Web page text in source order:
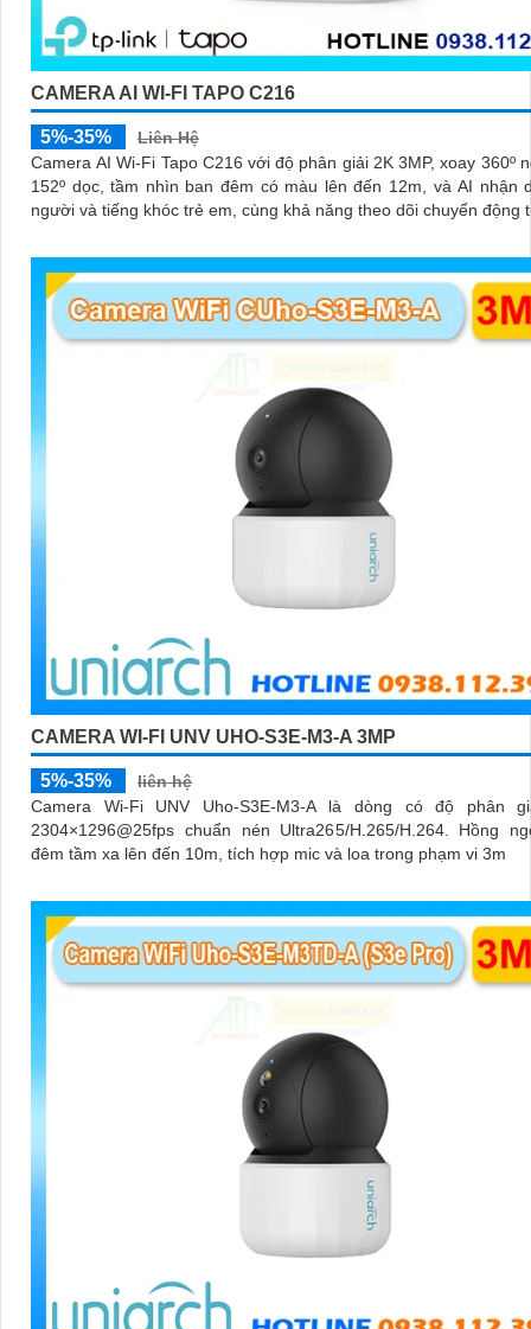
CAMERA AI WI-FI TAPO C216
5%-35%
Liên Hệ
Camera AI Wi-Fi Tapo C216 với độ phân giải 2K 3MP, xoay 360º
152º dọc, tầm nhìn ban đêm có màu lên đến 12m, và AI nhận
người và tiếng khóc trẻ em, cùng khả năng theo dõi chuyển động
CAMERA WI-FI UNV UHO-S3E-M3-A 3MP
5%-35%
liên hệ
Camera Wi-Fi UNV Uho-S3E-M3-A là dòng có độ phân
2304×1296@25fps chuẩn nén Ultra265/H.265/H.264. Hồng
đêm tầm xa lên đến 10m, tích hợp mic và loa trong phạm vi 3m